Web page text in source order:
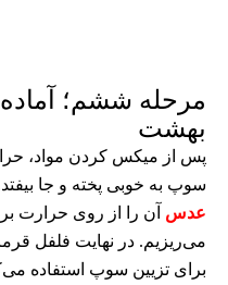
مرحله ششم؛
بهشت
پس از میکس کردن مواد،
سوپ به خوبی پخته و جا
عدس آن را از روی حرارت
می‌ریزیم. در نهایت فلفل
برای تزیین سوپ استفاده